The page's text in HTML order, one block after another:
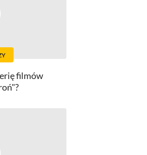
filmów